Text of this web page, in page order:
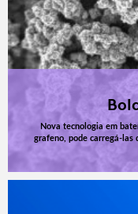
Nova tecnologia em
grafeno, pode carregá-las